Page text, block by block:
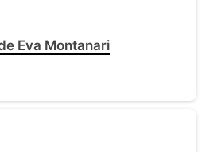
Eva Montanari